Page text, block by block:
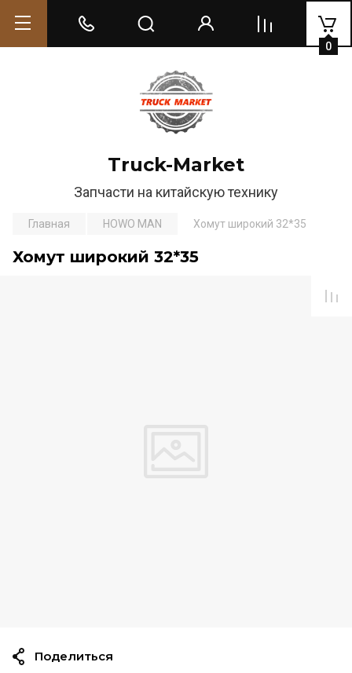
Truck-Market
Запчасти на китайскую технику
0
Главная HOWO MAN Хомут широкий 32*35
Хомут широкий 32*35
Поделиться